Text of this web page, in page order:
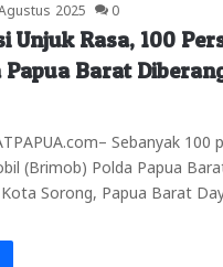
2025 0
Unjuk Rasa, 100
Barat
Sebanyak 100
(Brimob) Polda Papua
Sorong, Papua Barat